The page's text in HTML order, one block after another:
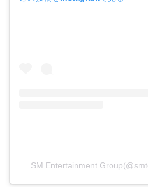
SM Entertainment